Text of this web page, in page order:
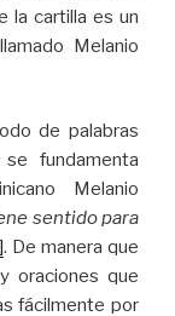
la cartilla es un
Melanio
de palabras
fundamenta
Melanio
sentido para
. De manera que
oraciones que
fácilmente por